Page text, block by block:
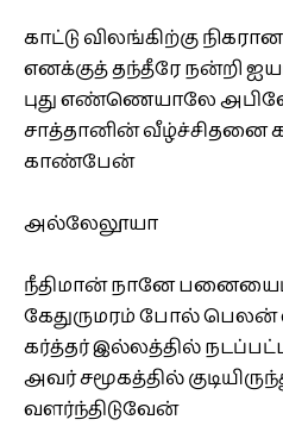
காட்டு விலங்கிற்கு
எனக்குத் தந்தீரே நன்றி
புது எண்ணெயாலே
சாத்தானின்
காண்பேன்
அல்லேலூயா
நீதிமான் நானே
கேதுருமரம் போல்
கர்த்தர் இல்லத்தில்
அவர் சமூகத்தில்
வளர்ந்திடுவேன்